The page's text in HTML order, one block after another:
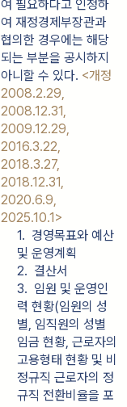
여 필요하다고 인정하
여 재정경제부장관과
협의한 경우에는 해당
되는 부분을 공시하지
아니할 수 있다. <개정
2008.2.29,
2008.12.31,
2009.12.29,
2016.3.22,
2018.3.27,
2018.12.31,
2020.6.9,
2025.10.1>
1.  경영목표와 예산
및 운영계획
2.  결산서
3.  임원 및 운영인
력 현황(임원의 성
별, 임직원의 성별
임금 현황, 근로자의
고용형태 현황 및 비
정규직 근로자의 정
규직 전환비율을 포